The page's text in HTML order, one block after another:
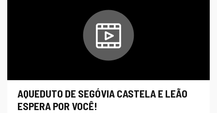
AQUEDUTO DE SEGÓVIA CASTELA E LEÃO
ESPERA POR VOCÊ!